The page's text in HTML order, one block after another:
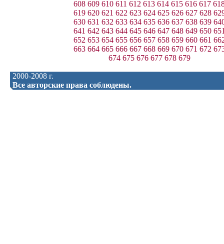
608 609 610 611 612 613 614 615 616 617
619 620 621 622 623 624 625 626 627 628
630 631 632 633 634 635 636 637 638 639
641 642 643 644 645 646 647 648 649 650
652 653 654 655 656 657 658 659 660 661
663 664 665 666 667 668 669 670 671 672
674 675 676 677 678 679
2000-2008 г.
Все авторские права соблюдены.